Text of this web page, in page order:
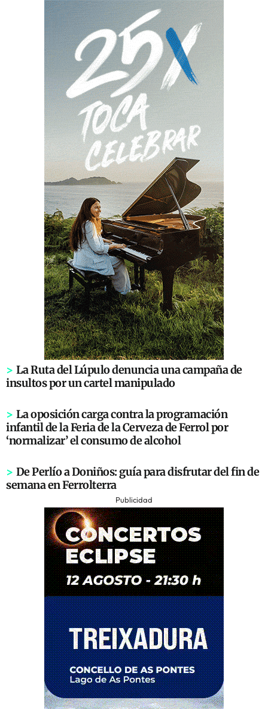
> La Ruta del Lúpulo denuncia una campaña de
insultos por un cartel manipulado
> La oposición carga contra la programación
infantil de la Feria de la Cerveza de Ferrol por
‘normalizar’ el consumo de alcohol
> De Perlío a Doniños: guía para disfrutar del fin de
semana en Ferrolterra
Publicidad